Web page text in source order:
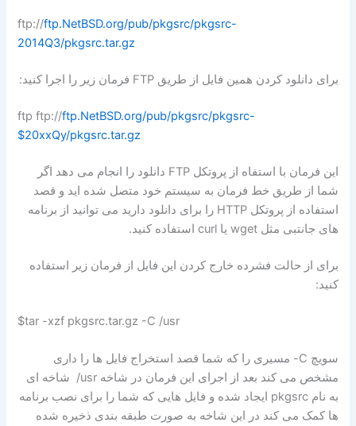
ftp://ftp.NetBSD.org/pub/pkgsrc/pkgsrc-
2014Q3/pkgsrc.tar.gz
برای دانلود کردن همین فایل از طریق FTP فرمان زیر را اجرا کنید:
ftp.NetBSD.org/pub/pkgsrc/pkgsrc-
20xxQy/pkgsrc.tar.gz$
این فرمان با استفاه از پروتکل FTP دانلود را انجام می دهد اگر
شما از طریق خط فرمان به سیستم خود متصل شده اید و قصد
استفاده از پروتکل HTTP را برای دانلود دارید می توانید از برنامه
های جانتبی مثل wget یا curl استفاده کنید.
برای از حالت فشرده خارج کردن این فایل از فرمان زیر استفاده
کنید:
سویچ C- مسیری را که شما قصد استخراج فایل ها را داری
مشخص می کند بعد از اجرای این فرمان در شاخه usr/ شاخه ای
به نام pkgsrc ایجاد شده و فایل هایی که شما را برای نصب برنامه
ها کمک می کند در این شاخه به صورت طبقه بندی ذخیره شده